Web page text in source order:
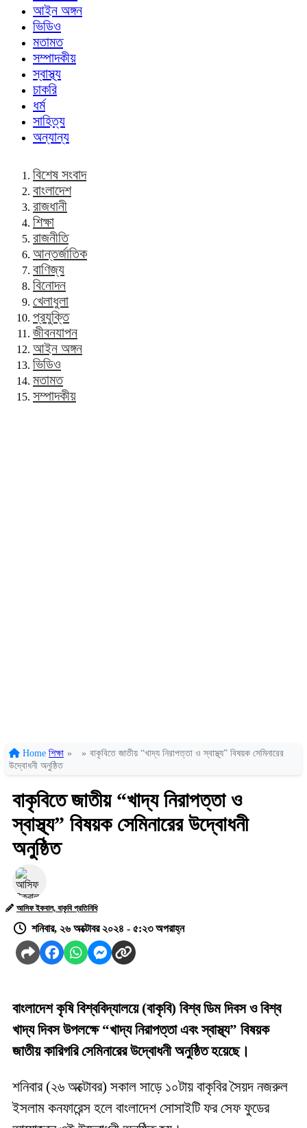
আইন অঙ্গন
ভিডিও
মতামত
সম্পাদকীয়
স্বাস্থ্য
চাকরি
ধর্ম
সাহিত্য
অন্যান্য
বিশেষ সংবাদ
বাংলাদেশ
রাজধানী
শিক্ষা
রাজনীতি
আন্তর্জাতিক
বাণিজ্য
বিনোদন
খেলাধুলা
প্রযুক্তি
জীবনযাপন
আইন অঙ্গন
ভিডিও
মতামত
সম্পাদকীয়
Home শিক্ষা » » বাকৃবিতে জাতীয় “খাদ্য নিরাপত্তা ও স্বাস্থ্য” বিষয়ক সেমিনারের
উদ্বোধনী অনুষ্ঠিত
বাকৃবিতে জাতীয় “খাদ্য নিরাপত্তা ও
স্বাস্থ্য” বিষয়ক সেমিনারের উদ্বোধনী
অনুষ্ঠিত
আসিফ ইকবাল, বাকৃবি প্রতিনিধি
শনিবার, ২৬ অক্টোবর ২০২৪ - ৫:২৩ অপরাহ্ন
বাংলাদেশ কৃষি বিশ্ববিদ্যালয়ে (বাকৃবি) বিশ্ব ডিম দিবস ও বিশ্ব
খাদ্য দিবস উপলক্ষে “খাদ্য নিরাপত্তা এবং স্বাস্থ্য” বিষয়ক
জাতীয় কারিগরি সেমিনারের উদ্বোধনী অনুষ্ঠিত হয়েছে।
শনিবার (২৬ অক্টোবর) সকাল সাড়ে ১০টায় বাকৃবির সৈয়দ নজরুল
ইসলাম কনফারেন্স হলে বাংলাদেশ সোসাইটি ফর সেফ ফুডের